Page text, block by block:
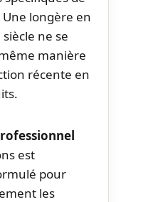
longère en
ne se
manière
récente en
est
pour
les